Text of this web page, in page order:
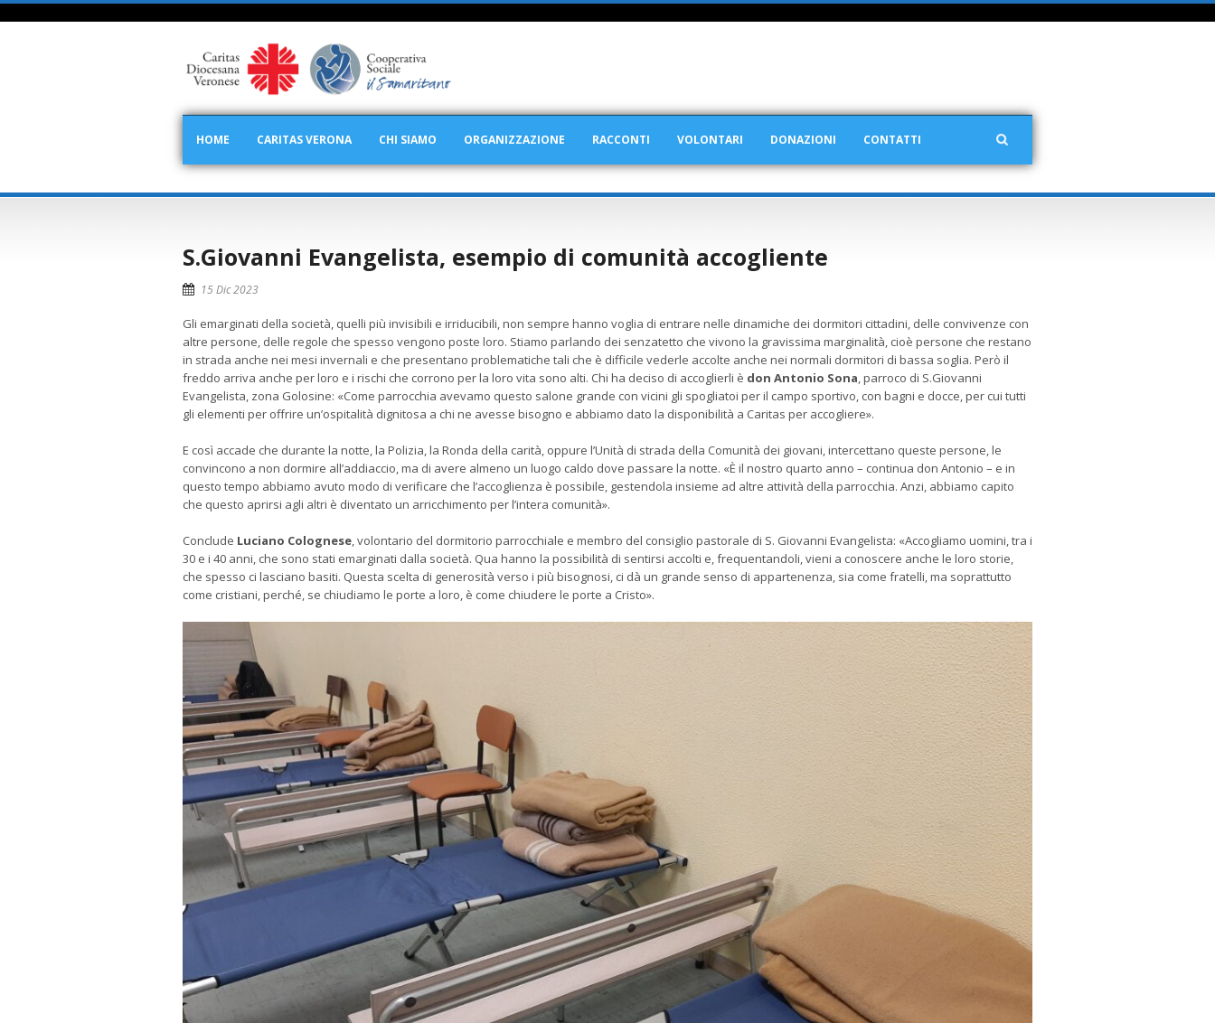
HOME CARITAS VERONA CHI SIAMO ORGANIZZAZIONE RACCONTI VOLONTARI DONAZIONI CONTATTI
S.Giovanni Evangelista, esempio di comunità accogliente
15 Dic 2023
Gli emarginati della società, quelli più invisibili e irriducibili, non sempre hanno voglia di entrare nelle dinamiche dei dormitori cittadini, delle convivenze con
altre persone, delle regole che spesso vengono poste loro. Stiamo parlando dei senzatetto che vivono la gravissima marginalità, cioè persone che restano
in strada anche nei mesi invernali e che presentano problematiche tali che è difficile vederle accolte anche nei normali dormitori di bassa soglia. Però il
freddo arriva anche per loro e i rischi che corrono per la loro vita sono alti. Chi ha deciso di accoglierli è don Antonio Sona, parroco di S.Giovanni
Evangelista, zona Golosine: «Come parrocchia avevamo questo salone grande con vicini gli spogliatoi per il campo sportivo, con bagni e docce, per cui tutti
gli elementi per offrire un’ospitalità dignitosa a chi ne avesse bisogno e abbiamo dato la disponibilità a Caritas per accogliere».
E così accade che durante la notte, la Polizia, la Ronda della carità, oppure l’Unità di strada della Comunità dei giovani, intercettano queste persone, le
convincono a non dormire all’addiaccio, ma di avere almeno un luogo caldo dove passare la notte. «È il nostro quarto anno – continua don Antonio – e in
questo tempo abbiamo avuto modo di verificare che l’accoglienza è possibile, gestendola insieme ad altre attività della parrocchia. Anzi, abbiamo capito
che questo aprirsi agli altri è diventato un arricchimento per l’intera comunità».
Conclude Luciano Colognese, volontario del dormitorio parrocchiale e membro del consiglio pastorale di S. Giovanni Evangelista: «Accogliamo uomini, tra i
30 e i 40 anni, che sono stati emarginati dalla società. Qua hanno la possibilità di sentirsi accolti e, frequentandoli, vieni a conoscere anche le loro storie,
che spesso ci lasciano basiti. Questa scelta di generosità verso i più bisognosi, ci dà un grande senso di appartenenza, sia come fratelli, ma soprattutto
come cristiani, perché, se chiudiamo le porte a loro, è come chiudere le porte a Cristo».